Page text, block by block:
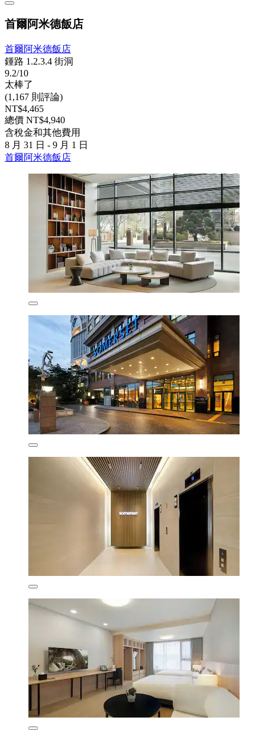
首爾阿米德飯店
首爾阿米德飯店
鍾路 1.2.3.4 街洞
9.2/10
太棒了
(1,167 則評論)
NT$4,465
總價 NT$4,940
含稅金和其他費用
8 月 31 日 - 9 月 1 日
首爾阿米德飯店